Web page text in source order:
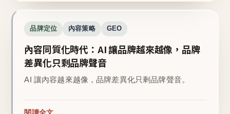
品牌定位 內容策略 GEO
內容同質化時代：AI 讓品牌越來越像，品牌
差異化只剩品牌聲音
AI 讓內容越來越像，品牌差異化只剩品牌聲音。